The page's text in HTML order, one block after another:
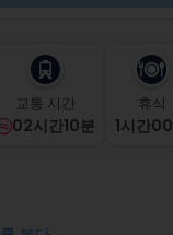
교통 시간
02시간10분
휴식
1시간00